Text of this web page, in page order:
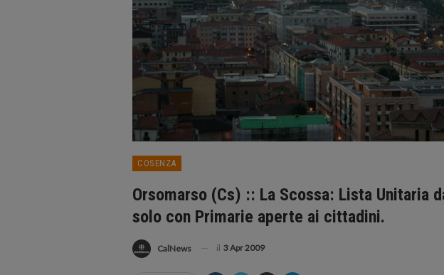
COSENZA
Orsomarso (Cs) :: La Scossa: Lista Unitaria
solo con Primarie aperte ai cittadini.
CalNews il 3 Apr 2009